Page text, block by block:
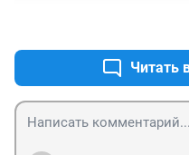
Читать